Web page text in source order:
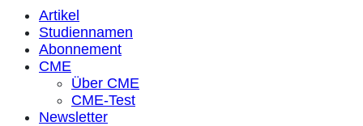
Artikel
Studiennamen
Abonnement
CME
Über CME
CME-Test
Newsletter